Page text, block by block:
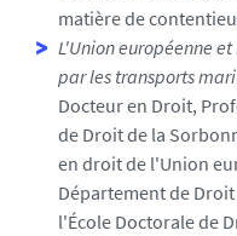
matière de
L'Union européenne
par les transports
Docteur en Droit,
de Droit de la
en droit de l'Union
Département de
l'École Doctorale de